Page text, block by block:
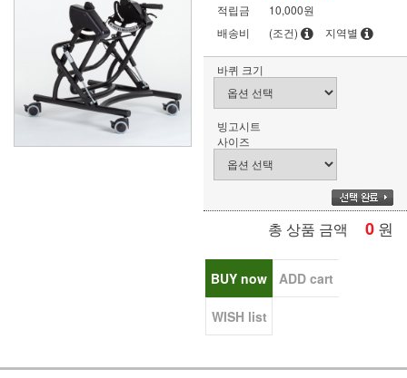
적립금
10,000원
배송비
(조건) 지역별
바퀴 크기
빙고시트
사이즈
총 상품 금액 0 원
BUY now ADD cart
WISH list